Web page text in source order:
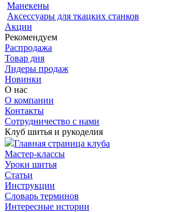
Манекены
Аксессуары для ткацких станков
Акции
Рекомендуем
Распродажа
Товар дня
Лидеры продаж
Новинки
О нас
О компании
Контакты
Сотрудничество с нами
Клуб шитья и рукоделия
Главная страница клуба
Мастер-классы
Уроки шитья
Статьи
Инструкции
Словарь терминов
Интересные истории